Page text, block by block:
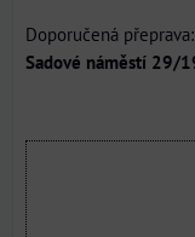
Sadové náměstí 29/